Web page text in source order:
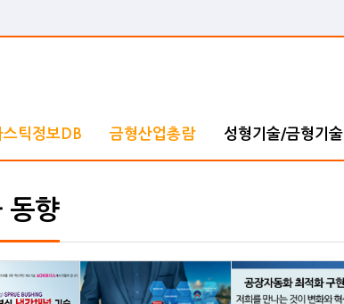
스틱정보DB 금형산업총람 성형기술/금형기술
동향